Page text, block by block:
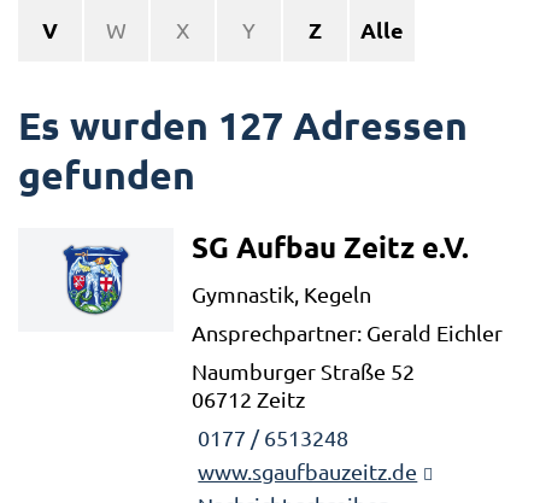
V W X Y Z Alle
Es wurden 127 Adressen
gefunden
SG Aufbau Zeitz e.V.
Gymnastik, Kegeln
Ansprechpartner: Gerald Eichler
Naumburger Straße 52
06712 Zeitz
0177 / 6513248
www.sgaufbauzeitz.de